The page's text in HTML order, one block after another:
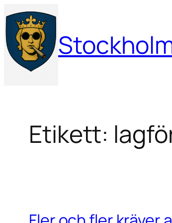
Hoppa
till
innehåll
Etikett: